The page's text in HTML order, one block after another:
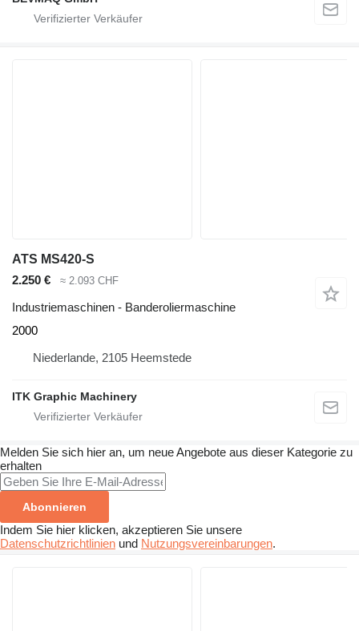
ATS MS420-S
2.250 €
≈ 2.093 CHF
Industriemaschinen - Banderoliermaschine
2000
Niederlande, 2105 Heemstede
ITK Graphic Machinery
Melden Sie sich hier an, um neue Angebote aus dieser Kategorie zu
erhalten
Abonnieren
Indem Sie hier klicken, akzeptieren Sie unsere
Datenschutzrichtlinien und Nutzungsvereinbarungen.